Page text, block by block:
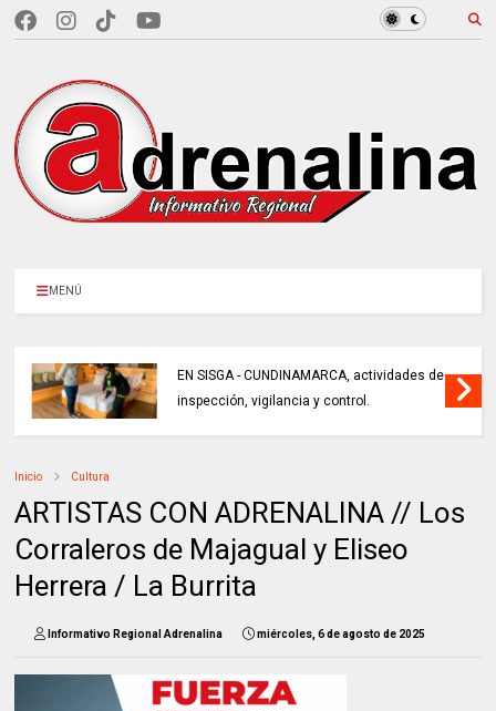
MENÚ
EN SISGA - CUNDINAMARCA, actividades de
inspección, vigilancia y control.
Inicio Cultura
ARTISTAS CON ADRENALINA // Los
Corraleros de Majagual y Eliseo
Herrera / La Burrita
Informativo Regional Adrenalina miércoles, 6 de agosto de 2025